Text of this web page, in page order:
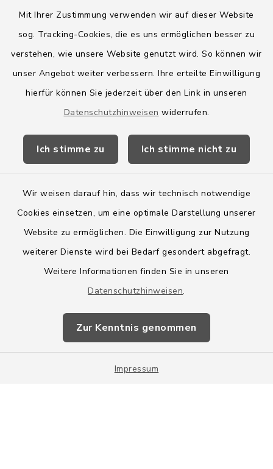
Mit Ihrer Zustimmung verwenden wir auf dieser Website
sog. Tracking-Cookies, die es uns ermöglichen besser zu
verstehen, wie unsere Website genutzt wird. So können wir
unser Angebot weiter verbessern. Ihre erteilte Einwilligung
hierfür können Sie jederzeit über den Link in unseren
Datenschutzhinweisen widerrufen.
Ich stimme zu Ich stimme nicht zu
Wir weisen darauf hin, dass wir technisch notwendige
Cookies einsetzen, um eine optimale Darstellung unserer
Website zu ermöglichen. Die Einwilligung zur Nutzung
weiterer Dienste wird bei Bedarf gesondert abgefragt.
Weitere Informationen finden Sie in unseren
Datenschutzhinweisen.
Zur Kenntnis genommen
Impressum
Quicklinks
Amt Boostedt-Rickling
Amtsbroschüre
Wege-Zweckverband
Barrierefreiheit
Impressum
Sitemap